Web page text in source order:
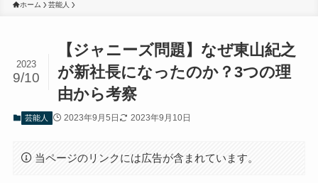
ホーム 芸能人
【ジャニーズ問題】なぜ東山紀之
が新社長になったのか？3つの理
由から考察
2023
9/10
芸能人 2023年9月5日 2023年9月10日
当ページのリンクには広告が含まれています。